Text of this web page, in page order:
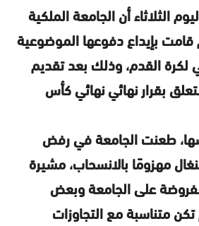
الثلاثاء أن الجامعة الملكية
قامت بإيداع دفوعها الموضوعية
لكرة القدم، وذلك بعد تقديم
بقرار نهائي نهائي كأس
طعنت الجامعة في رفض
مهزومًا بالانسحاب، مشيرة
على الجامعة وبعض
تكن متناسبة مع التجاوزات